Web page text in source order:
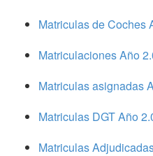
Matriculas de Coches
Matriculaciones Año
Matriculas asignadas
Matriculas DGT Año
Matriculas